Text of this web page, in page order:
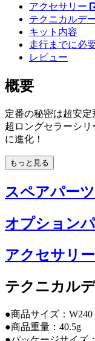
アクセサリー
テクニカルデ
キット内容
走行までに必
レビュー
概要
定番の秘密は超安定
超ロングセラーシリ
に進化！
もっと見る
スペアパーツ
オプション
アクセサリー
テクニカル
●商品サイズ：W240
●商品重量：40.5g